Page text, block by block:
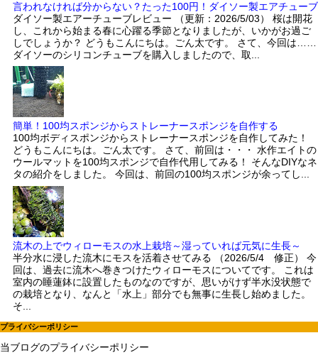
言われなければ分からない？たった100円！ダイソー製エアチューブ
ダイソー製エアーチューブレビュー （更新：2026/5/03） 桜は開花
し、これから始まる春に心躍る季節となりましたが、いかがお過ご
しでしょうか？ どうもこんにちは。ごん太です。 さて、今回は……
ダイソーのシリコンチューブを購入しましたので、取...
簡単！100均スポンジからストレーナースポンジを自作する
100均ボディスポンジからストレーナースポンジを自作してみた！
どうもこんにちは。ごん太です。 さて、前回は・・・ 水作エイトの
ウールマットを100均スポンジで自作代用してみる！ そんなDIYなネ
タの紹介をしました。 今回は、前回の100均スポンジが余ってし...
流木の上でウィローモスの水上栽培～湿っていれば元気に生長～
半分水に浸した流木にモスを活着させてみる （2026/5/4 修正） 今
回は、過去に流木へ巻きつけたウィローモスについてです。 これは
室内の睡蓮鉢に設置したものなのですが、思いがけず半水没状態で
の栽培となり、なんと「水上」部分でも無事に生長し始めました。
そ...
プライバシーポリシー
当ブログのプライバシーポリシー